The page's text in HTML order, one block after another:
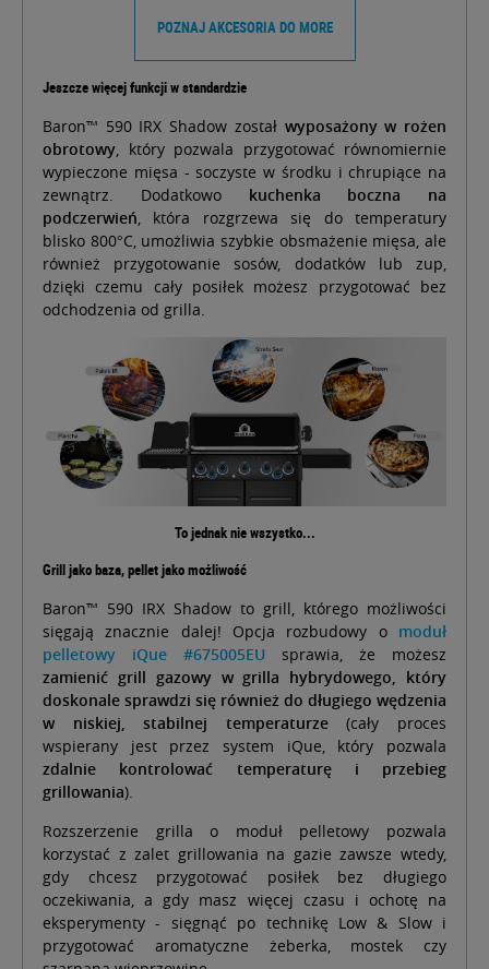
POZNAJ AKCESORIA DO MORE
Jeszcze więcej funkcji w standardzie
Baron™ 590 IRX Shadow został wyposażony w rożen
obrotowy, który pozwala przygotować równomiernie
wypieczone mięsa - soczyste w środku i chrupiące na
zewnątrz. Dodatkowo kuchenka boczna na
podczerwień, która rozgrzewa się do temperatury
blisko 800°C, umożliwia szybkie obsmażenie mięsa, ale
również przygotowanie sosów, dodatków lub zup,
dzięki czemu cały posiłek możesz przygotować bez
odchodzenia od grilla.
To jednak nie wszystko...
Grill jako baza, pellet jako możliwość
Baron™ 590 IRX Shadow to grill, którego możliwości
sięgają znacznie dalej! Opcja rozbudowy o moduł
pelletowy iQue #675005EU sprawia, że możesz
zamienić grill gazowy w grilla hybrydowego, który
doskonale sprawdzi się również do długiego wędzenia
w niskiej, stabilnej temperaturze(cały proces
wspierany jest przez system iQue, który pozwala
zdalnie kontrolować temperaturę i przebieg
grillowania).
Rozszerzenie grilla o moduł pelletowy pozwala
korzystać z zalet grillowania na gazie zawsze wtedy,
gdy chcesz przygotować posiłek bez długiego
oczekiwania, a gdy masz więcej czasu i ochotę na
eksperymenty - sięgnąć po technikę Low & Slow i
przygotować aromatyczne żeberka, mostek czy